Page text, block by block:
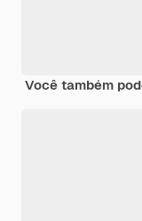
Você também